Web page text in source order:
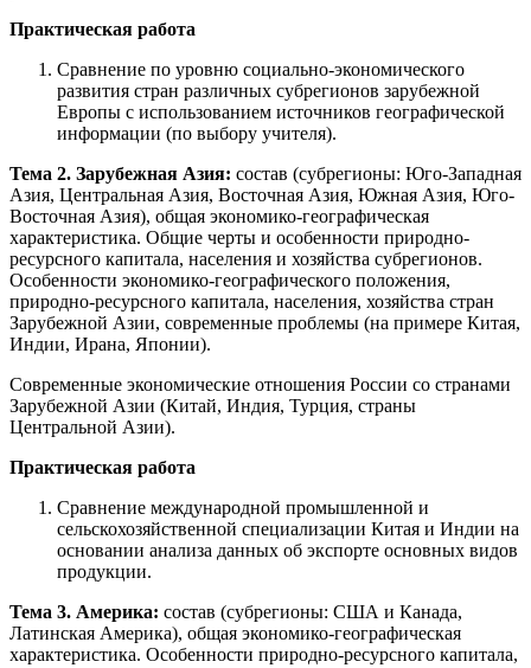
Практическая работа
Сравнение по уровню социально-экономического
развития стран различных субрегионов зарубежной
Европы с использованием источников географической
информации (по выбору учителя).
Тема 2. Зарубежная Азия: состав (субрегионы: Юго-Западная
Азия, Центральная Азия, Восточная Азия, Южная Азия, Юго-
Восточная Азия), общая экономико-географическая
характеристика. Общие черты и особенности природно-
ресурсного капитала, населения и хозяйства субрегионов.
Особенности экономико-географического положения,
природно-ресурсного капитала, населения, хозяйства стран
Зарубежной Азии, современные проблемы (на примере Китая,
Индии, Ирана, Японии).
Современные экономические отношения России со странами
Зарубежной Азии (Китай, Индия, Турция, страны
Центральной Азии).
Практическая работа
Сравнение международной промышленной и
сельскохозяйственной специализации Китая и Индии на
основании анализа данных об экспорте основных видов
продукции.
Тема 3. Америка: состав (субрегионы: США и Канада,
Латинская Америка), общая экономико-географическая
характеристика. Особенности природно-ресурсного капитала,